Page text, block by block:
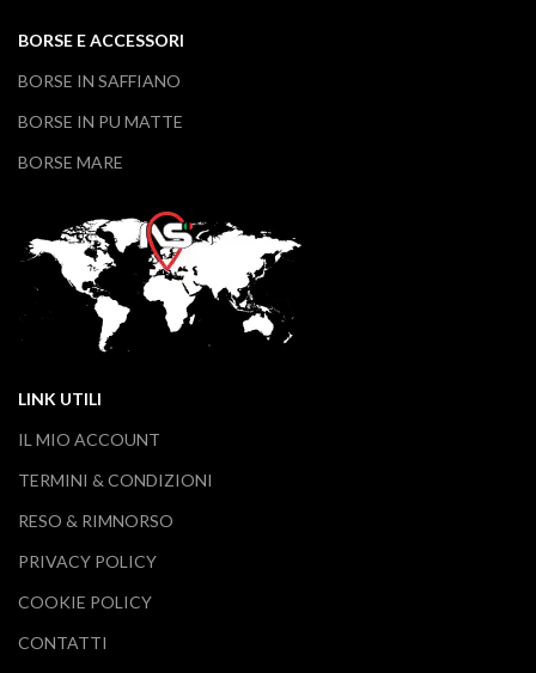
BORSE E ACCESSORI
BORSE IN SAFFIANO
BORSE IN PU MATTE
BORSE MARE
LINK UTILI
IL MIO ACCOUNT
TERMINI & CONDIZIONI
RESO & RIMNORSO
PRIVACY POLICY
COOKIE POLICY
CONTATTI